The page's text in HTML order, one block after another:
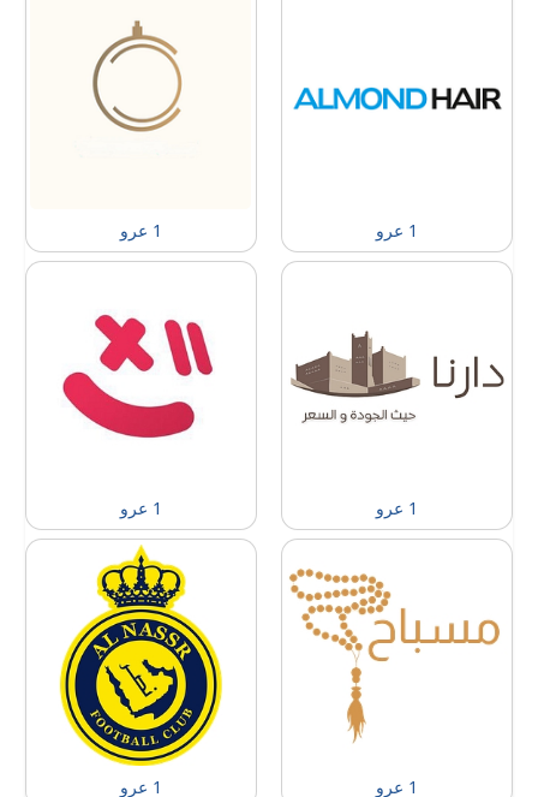
1 عرو 1 عرو
1 عرو 1 عرو
1 عرو 1 عرو